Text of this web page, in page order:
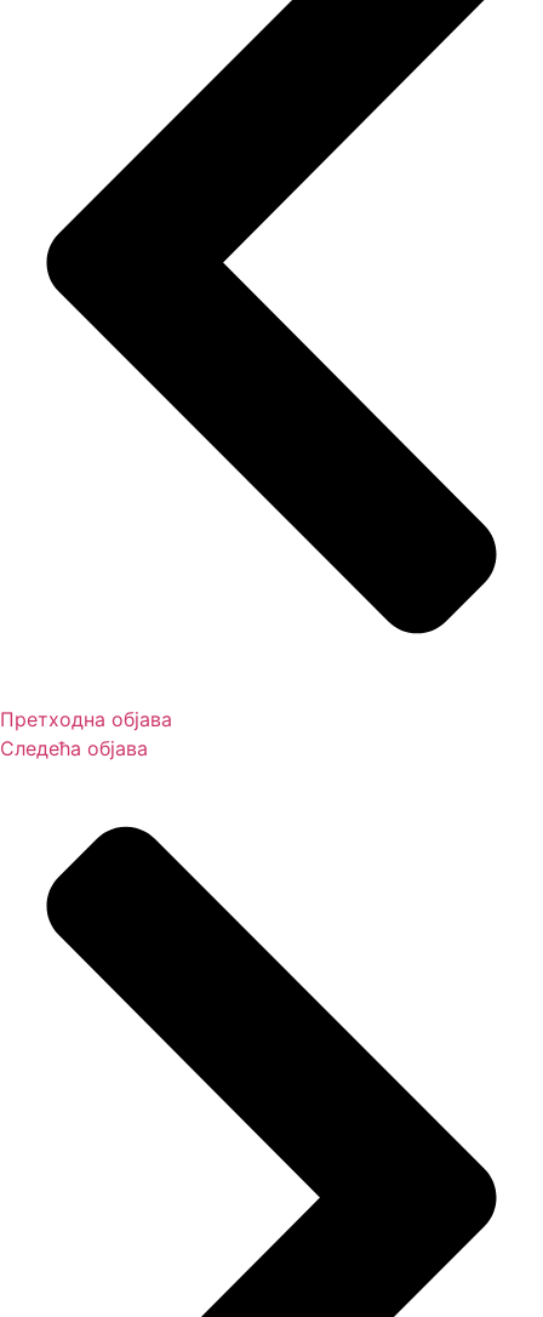
Претходна објава
Следећа објава